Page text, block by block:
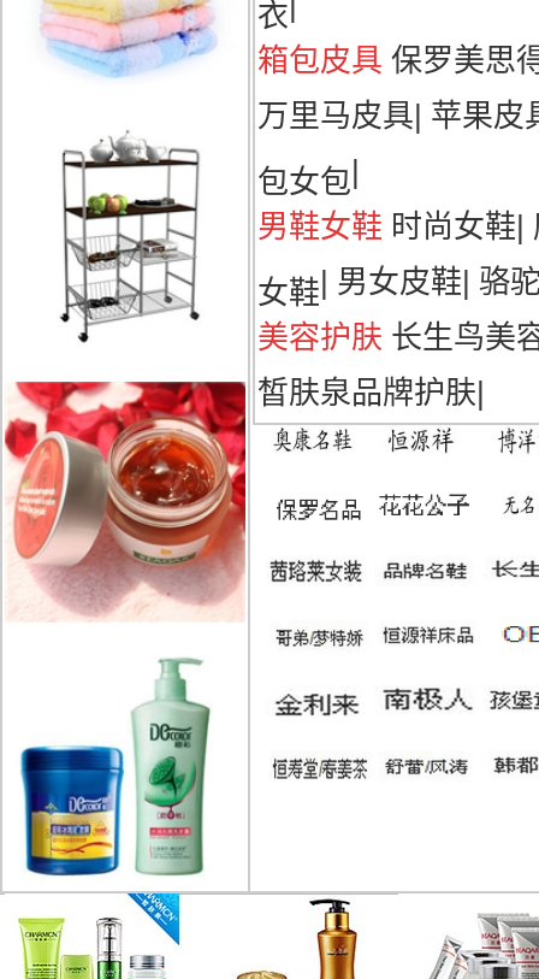
衣
箱包皮具 保罗美思
万里马皮具| 苹果皮
包女包 |
男鞋女鞋 时尚女鞋|
女鞋| 男女皮鞋| 骆
美容护肤 长生鸟美
皙肤泉品牌护肤|